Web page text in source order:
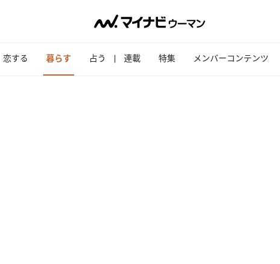
恋する 暮らす 占う 連載 特集 メンバーコンテンツ